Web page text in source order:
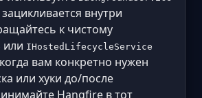
внутри
к чистому
или IHostedLifecycleService
вам конкретно нужен
или хуки до/после
Hangfire в тот